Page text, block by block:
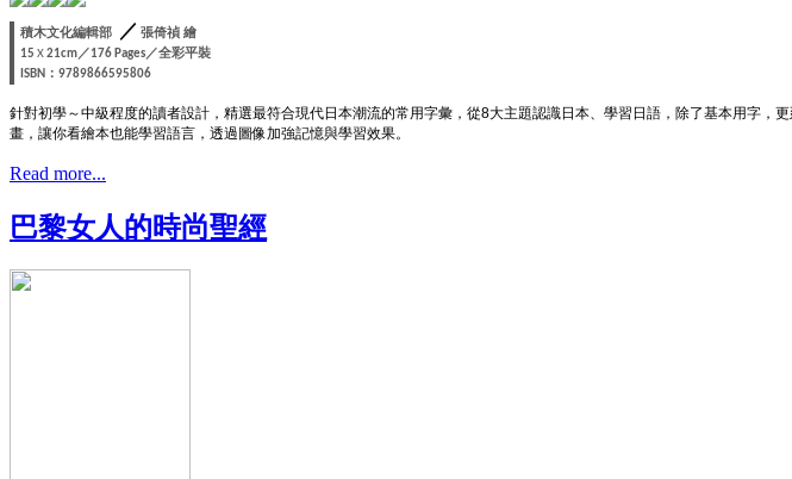
積木文化編輯部 ／ 張倚禎 繪
15 X21cm／176 Pages／全彩平裝
ISBN ：9789866595806
針對初學～中級程度的讀者設計，精選最符合現代日本潮流的常用字彙，從8大主題認識日本、學習日語，除了基本用字
畫，讓你看繪本也能學習語言，透過圖像加強記憶與學習效果。
Read more...
巴黎女人的時尚聖經